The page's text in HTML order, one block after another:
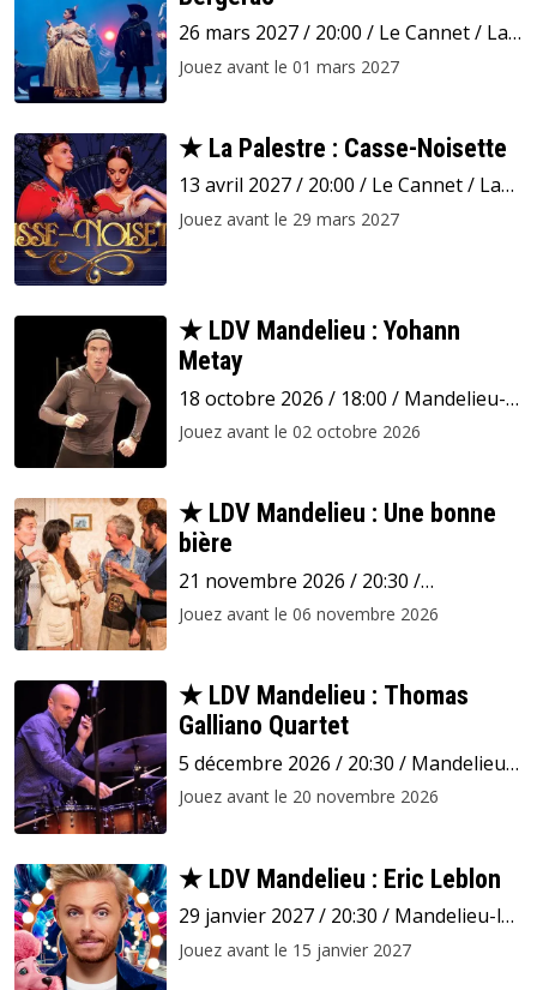
26 mars 2027 / 20:00 / Le Cannet / La
Palestre
Jouez avant le 01 mars 2027
★ La Palestre : Casse-Noisette
13 avril 2027 / 20:00 / Le Cannet / La
Palestre
Jouez avant le 29 mars 2027
★ LDV Mandelieu : Yohann
Metay
18 octobre 2026 / 18:00 / Mandelieu-
la-Napoule / Espace Léonard de Vinci
Jouez avant le 02 octobre 2026
★ LDV Mandelieu : Une bonne
bière
21 novembre 2026 / 20:30 /
Mandelieu-la-Napoule / Espace
Léonard de Vinci
Jouez avant le 06 novembre 2026
★ LDV Mandelieu : Thomas
Galliano Quartet
5 décembre 2026 / 20:30 / Mandelieu-
la-Napoule / Espace Léonard de Vinci
Jouez avant le 20 novembre 2026
★ LDV Mandelieu : Eric Leblon
29 janvier 2027 / 20:30 / Mandelieu-la-
Napoule / Espace Léonard de Vinci
Jouez avant le 15 janvier 2027